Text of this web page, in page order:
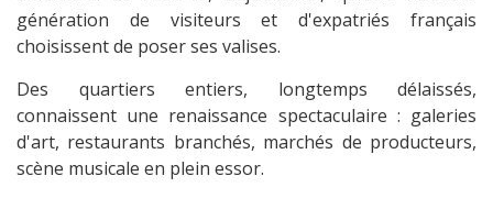
génération de visiteurs et d'expatriés français
choisissent de poser ses valises.
Des quartiers entiers, longtemps délaissés,
connaissent une renaissance spectaculaire : galeries
d'art, restaurants branchés, marchés de producteurs,
scène musicale en plein essor.